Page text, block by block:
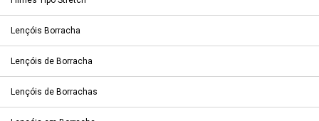
Lençóis Borracha
Lençóis de Borracha
Lençóis de Borrachas